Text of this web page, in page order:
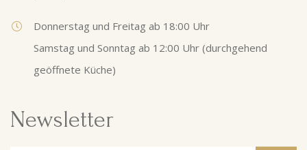
Donnerstag und Freitag ab 18:00 Uhr
Samstag und Sonntag ab 12:00 Uhr (durchgehend
geöffnete Küche)
Newsletter